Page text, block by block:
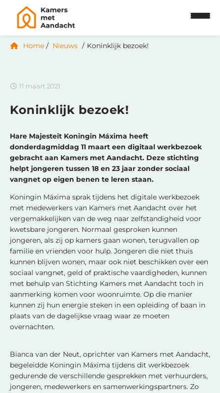
Home Nieuws Koninklijk bezoek!
11 maart 2021
Koninklijk bezoek!
Hare Majesteit Koningin Máxima heeft
donderdagmiddag 11 maart een digitaal werkbezoek
gebracht aan Kamers met Aandacht. Deze stichting
helpt jongeren tussen 18 en 23 jaar zonder sociaal
vangnet op eigen benen te leren staan.
Koningin Máxima sprak tijdens het digitale werkbezoek
met medewerkers van Kamers met Aandacht over het
vergemakkelijken van de weg naar zelfstandigheid voor
kwetsbare jongeren. Normaal gesproken kunnen
jongeren, als zij op kamers gaan wonen, terugvallen op
familie en vrienden voor hulp. Jongeren die niet thuis
kunnen blijven wonen, maar ook niet beschikken over een
sociaal vangnet, geld of praktische vaardigheden, kunnen
met behulp van Stichting Kamers met Aandacht toch in
aanmerking komen voor woonruimte. Op die manier
kunnen zij hun energie steken in een opleiding of baan in
plaats van de dagelijkse vraag waar ze moeten
overnachten.
Bianca van der Neut, oprichter van Kamers met Aandacht,
begeleidde Koningin Máxima tijdens dit werkbezoek
gedurende de verschillende gesprekken met verhuurders,
jongeren, medewerkers en samenwerkingspartners. Zo